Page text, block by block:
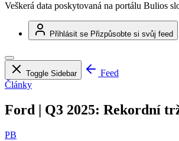
Veškerá data poskytovaná na portálu Bulios
Přihlásit se Přizpůsobte si svůj feed
Toggle Sidebar
Feed
Články
Ford | Q3 2025: Rekordní
PB